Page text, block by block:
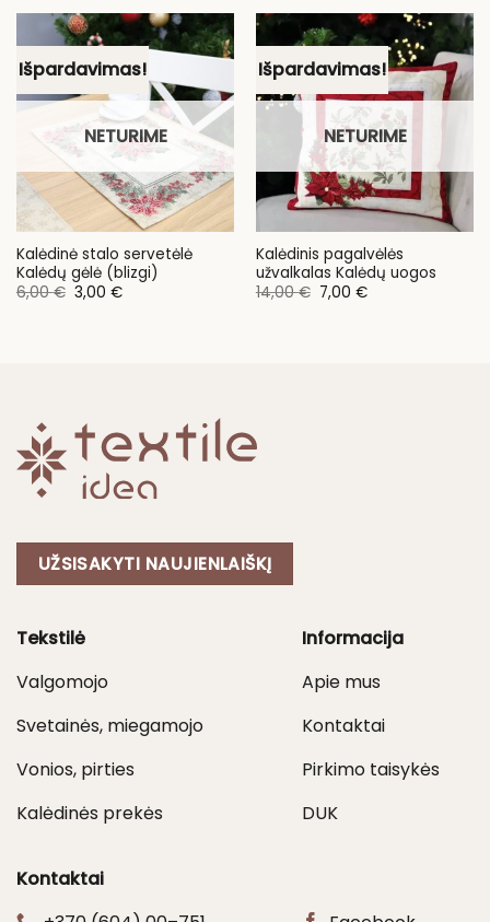
16,00 €
Išpardavimas!
NETURIME
Kalėdinė stalo servetėlė
Kalėdų gėlė (blizgi)
6,00€ Original
price
3,00 €Current
Išpardavimas!
NETURIME
Kalėdinis pagalvėlės
užvalkalas Kalėdų uogos
14,00€ Original
price
7,00 €Current
UŽSISAKYTI NAUJIENLAIŠKĮ
Tekstilė
Valgomojo
Svetainės, miegamojo
Vonios, pirties
Kalėdinės prekės
Informacija
Apie mus
Kontaktai
Pirkimo taisykės
DUK
Kontaktai